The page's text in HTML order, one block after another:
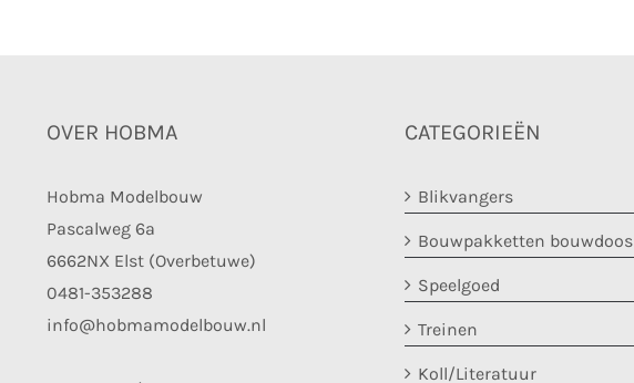
OVER HOBMA
Hobma Modelbouw
Pascalweg 6a
6662NX Elst (Overbetuwe)
0481-353288
info@hobmamodelbouw.nl
CATEGORIEËN
Blikvangers
Bouwpakketten bouwdoos
Speelgoed
Treinen
Koll/Literatuur